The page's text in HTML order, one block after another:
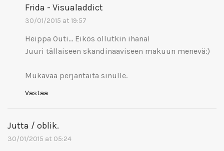
Frida - Visualaddict
30/01/2015 at 19:57
Heippa Outi… Eikös ollutkin ihana!
Juuri tällaiseen skandinaaviseen makuun menevä:)
Mukavaa perjantaita sinulle.
Vastaa
Jutta / oblik.
30/01/2015 at 05:24